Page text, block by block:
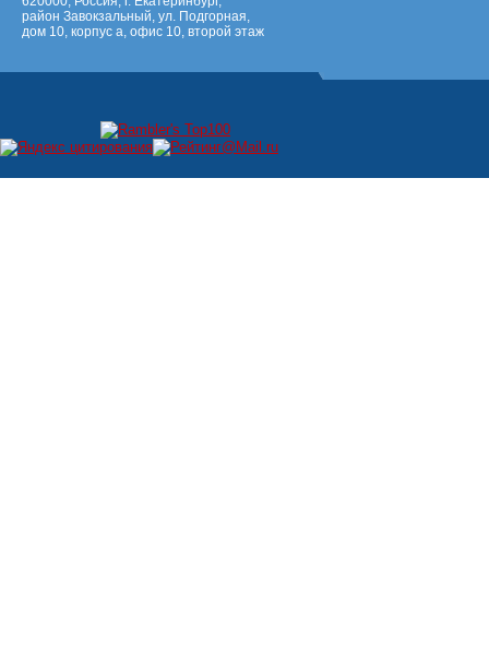
район Завокзальный, ул. Подгорная,
дом 10, корпус а, офис 10, второй этаж